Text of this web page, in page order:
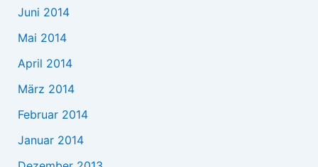
Juni 2014
Mai 2014
April 2014
März 2014
Februar 2014
Januar 2014